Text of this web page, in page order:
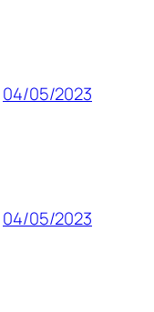
04/05/2023
04/05/2023